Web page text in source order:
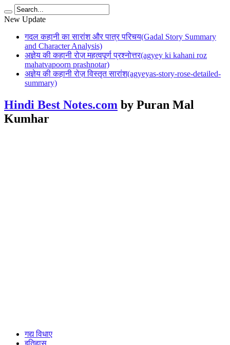
New Update
गदल कहानी का सारांश और पात्र परिचय(Gadal Story Summary
and Character Analysis)
अज्ञेय की कहानी रोज़ महत्वपूर्ण प्रश्नोत्तर(agyey ki kahani roz
mahatvapoorn prashnotar)
अज्ञेय की कहानी रोज़ विस्तृत सारांश(agyeyas-story-rose-detailed-
summary)
Hindi Best Notes.com by Puran Mal
Kumhar
गद्य विधाए
इतिहास